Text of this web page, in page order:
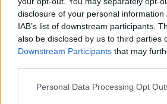
disclosure of your personal
IAB’s list of downstream participants.
also be disclosed by us to third parties
Downstream Participants that may
Personal Data Processing Opt
állásportálokon, ugyanis sok
gyakorlat a bérsáv megjelölése,
tisztában lehetünk azzal, hogy
mekkora fizetés mondható
várhatóan a munkavállaló piaci